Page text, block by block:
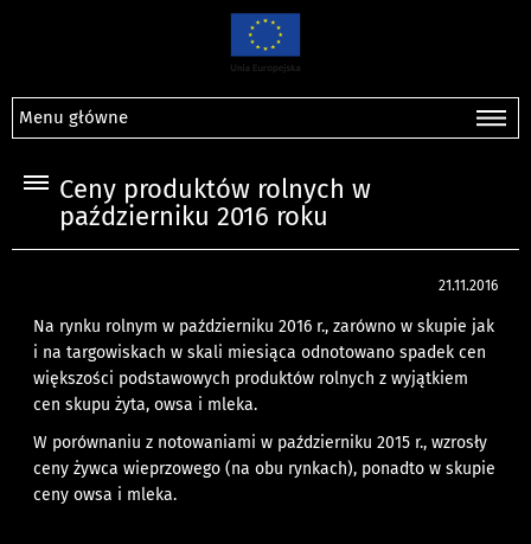
Menu główne
Ceny produktów rolnych w
październiku 2016 roku
21.11.2016
Na rynku rolnym w październiku 2016 r., zarówno w skupie jak
i na targowiskach w skali miesiąca odnotowano spadek cen
większości podstawowych produktów rolnych z wyjątkiem
cen skupu żyta, owsa i mleka.
W porównaniu z notowaniami w październiku 2015 r., wzrosły
ceny żywca wieprzowego (na obu rynkach), ponadto w skupie
ceny owsa i mleka.